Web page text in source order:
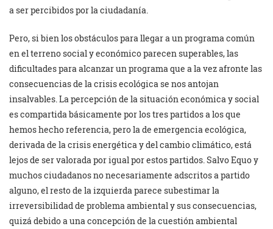
a ser percibidos por la ciudadanía.
Pero, si bien los obstáculos para llegar a un programa común
en el terreno social y económico parecen superables, las
dificultades para alcanzar un programa que a la vez afronte las
consecuencias de la crisis ecológica se nos antojan
insalvables. La percepción de la situación económica y social
es compartida básicamente por los tres partidos a los que
hemos hecho referencia, pero la de emergencia ecológica,
derivada de la crisis energética y del cambio climático, está
lejos de ser valorada por igual por estos partidos. Salvo Equo y
muchos ciudadanos no necesariamente adscritos a partido
alguno, el resto de la izquierda parece subestimar la
irreversibilidad de problema ambiental y sus consecuencias,
quizá debido a una concepción de la cuestión ambiental